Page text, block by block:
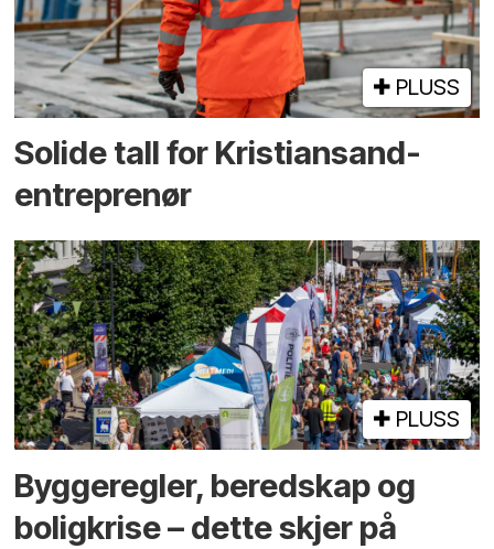
PLUSS
Solide tall for Kristiansand-
entreprenør
PLUSS
Bygge­regler, beredskap og
bolig­krise – dette skjer på